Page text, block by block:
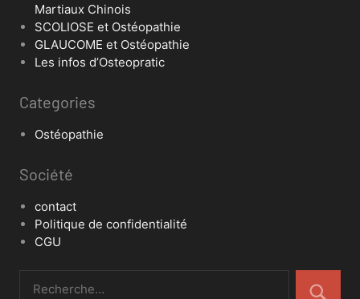
Martiaux Chinois
SCOLIOSE et Ostéopathie
GLAUCOME et Ostéopathie
Les infos d’Osteopratic
Categories
Ostéopathie
Société
contact
Politique de confidentialité
CGU